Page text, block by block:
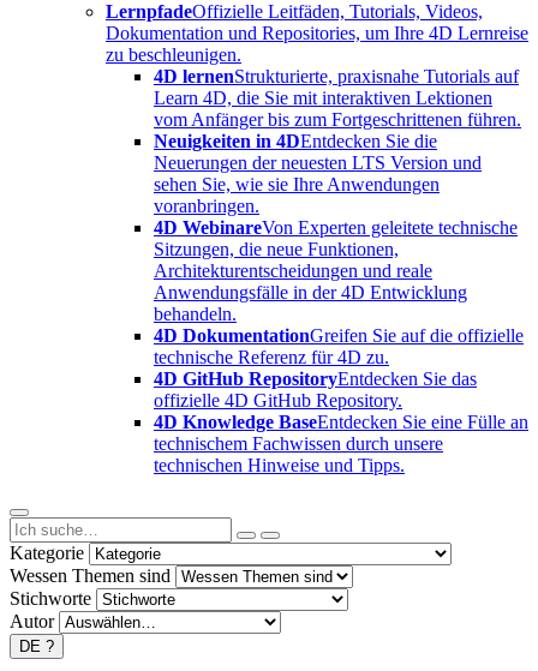
LernpfadeOffizielle Leitfäden, Tutorials, Videos,
Dokumentation und Repositories, um Ihre 4D Lernreise
zu beschleunigen.
4D lernenStrukturierte, praxisnahe Tutorials auf
Learn 4D, die Sie mit interaktiven Lektionen
vom Anfänger bis zum Fortgeschrittenen führen.
Neuigkeiten in 4DEntdecken Sie die
Neuerungen der neuesten LTS Version und
sehen Sie, wie sie Ihre Anwendungen
voranbringen.
4D WebinareVon Experten geleitete technische
Sitzungen, die neue Funktionen,
Architekturentscheidungen und reale
Anwendungsfälle in der 4D Entwicklung
behandeln.
4D DokumentationGreifen Sie auf die offizielle
technische Referenz für 4D zu.
4D GitHub RepositoryEntdecken Sie das
offizielle 4D GitHub Repository.
4D Knowledge BaseEntdecken Sie eine Fülle an
technischem Fachwissen durch unsere
technischen Hinweise und Tipps.
Kategorie
Wessen Themen sind
Stichworte
Autor
DE ?